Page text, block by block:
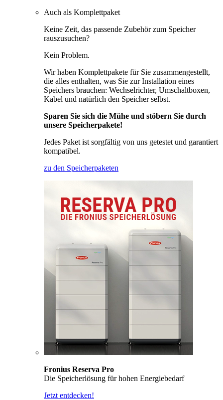
Auch als Komplettpaket
Keine Zeit, das passende Zubehör zum Speicher
rauszusuchen?
Kein Problem.
Wir haben Komplettpakete für Sie zusammengestellt,
die alles enthalten, was Sie zur Installation eines
Speichers brauchen: Wechselrichter, Umschaltboxen,
Kabel und natürlich den Speicher selbst.
Sparen Sie sich die Mühe und stöbern Sie durch
unsere Speicherpakete!
Jedes Paket ist sorgfältig von uns getestet und garantiert
kompatibel.
zu den Speicherpaketen
Fronius Reserva Pro
Die Speicherlösung für hohen Energiebedarf
Jetzt entdecken!